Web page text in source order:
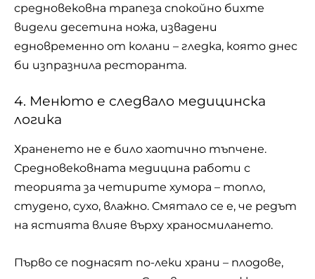
средновековна трапеза спокойно бихте
видели десетина ножа, извадени
едновременно от колани – гледка, която днес
би изпразнила ресторанта.
4. Менюто е следвало медицинска
логика
Храненето не е било хаотично тъпчене.
Средновековната медицина работи с
теорията за четирите хумора – топло,
студено, сухо, влажно. Смятало се е, че редът
на ястията влияе върху храносмилането.
Първо се поднасят по-леки храни – плодове,